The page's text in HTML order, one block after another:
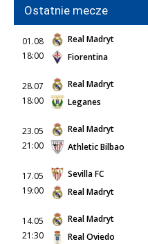
Ostatnie mecze
01.08
18:00
Real Madryt
Fiorentina
28.07
18:00
Real Madryt
Leganes
23.05
21:00
Real Madryt
Athletic Bilbao
17.05
19:00
Sevilla FC
Real Madryt
14.05
21:30
Real Madryt
Real Oviedo